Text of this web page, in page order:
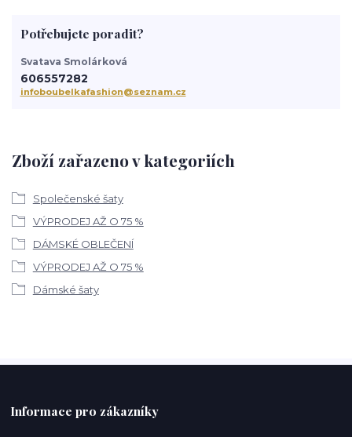
Zboží zařazeno v kategoriích
Společenské šaty
VÝPRODEJ AŽ O 75 %
DÁMSKÉ OBLEČENÍ
VÝPRODEJ AŽ O 75 %
Dámské šaty
Potřebujete poradit?
Svatava Smolárková
606557282
infoboubelkafashion@seznam.cz
Informace pro zákazníky